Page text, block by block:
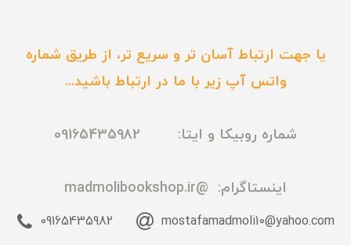
یا جهت ارتباط آسان تر و سریع تر، از طریق شماره
واتس آپ زیر با ما در ارتباط باشید...
شماره روبیکا و ایتا: 09165435982
اینستاگرام: @madmolibookshop.ir
mostafamadmoli10@yahoo.com
09165435982